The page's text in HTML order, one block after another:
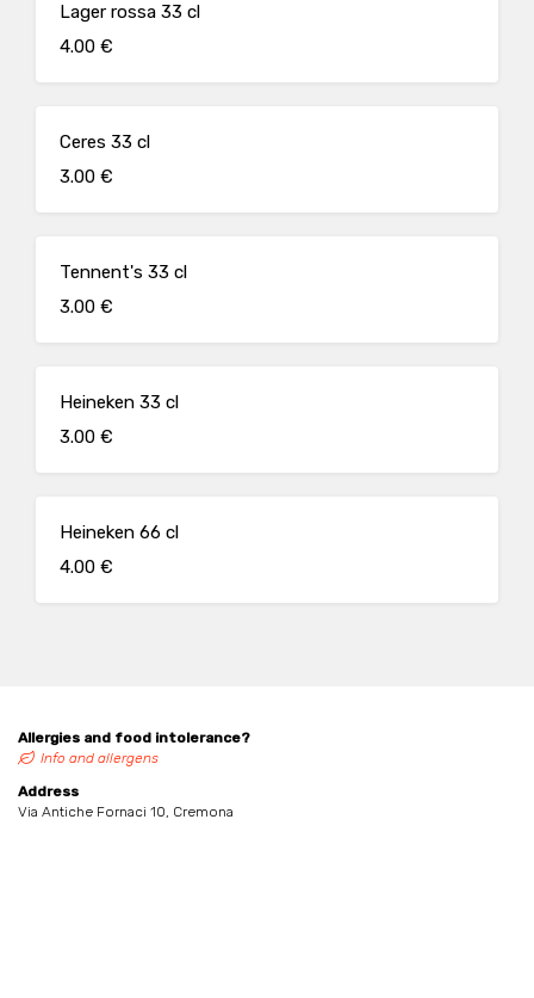
Lager rossa 33 cl
4.00 €
Ceres 33 cl
3.00 €
Tennent's 33 cl
3.00 €
Heineken 33 cl
3.00 €
Heineken 66 cl
4.00 €
Allergies and food intolerance?
Info and allergens
Address
Via Antiche Fornaci 10, Cremona